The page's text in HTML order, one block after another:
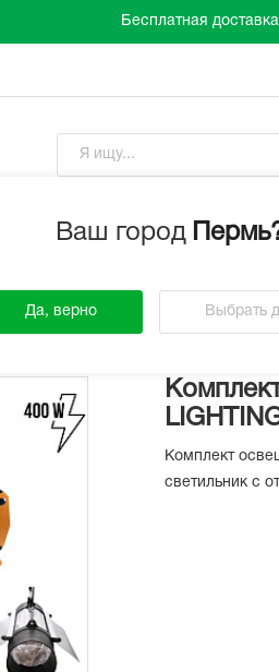
Бесплатная
Ваш город Пермь
Да, верно Выбрать
Прайс-лист Акции
/ Комплекты освещения /
Комплект
светильник с